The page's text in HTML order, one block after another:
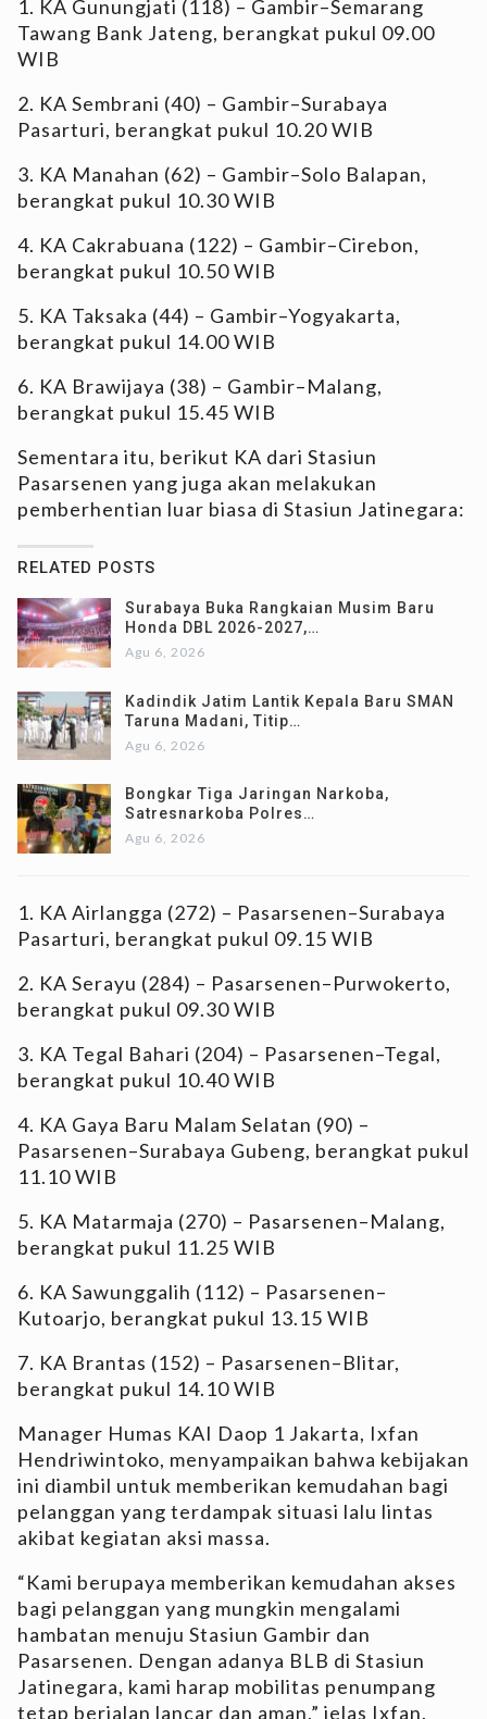
1. KA Gunungjati (118) – Gambir–Semarang
Tawang Bank Jateng, berangkat pukul 09.00
WIB
2. KA Sembrani (40) – Gambir–Surabaya
Pasarturi, berangkat pukul 10.20 WIB
3. KA Manahan (62) – Gambir–Solo Balapan,
berangkat pukul 10.30 WIB
4. KA Cakrabuana (122) – Gambir–Cirebon,
berangkat pukul 10.50 WIB
5. KA Taksaka (44) – Gambir–Yogyakarta,
berangkat pukul 14.00 WIB
6. KA Brawijaya (38) – Gambir–Malang,
berangkat pukul 15.45 WIB
Sementara itu, berikut KA dari Stasiun
Pasarsenen yang juga akan melakukan
pemberhentian luar biasa di Stasiun Jatinegara:
RELATED POSTS
Surabaya Buka Rangkaian Musim Baru
Honda DBL 2026-2027,…
Agu 6, 2026
Kadindik Jatim Lantik Kepala Baru SMAN
Taruna Madani, Titip…
Agu 6, 2026
Bongkar Tiga Jaringan Narkoba,
Satresnarkoba Polres…
Agu 6, 2026
1. KA Airlangga (272) – Pasarsenen–Surabaya
Pasarturi, berangkat pukul 09.15 WIB
2. KA Serayu (284) – Pasarsenen–Purwokerto,
berangkat pukul 09.30 WIB
3. KA Tegal Bahari (204) – Pasarsenen–Tegal,
berangkat pukul 10.40 WIB
4. KA Gaya Baru Malam Selatan (90) –
Pasarsenen–Surabaya Gubeng, berangkat pukul
11.10 WIB
5. KA Matarmaja (270) – Pasarsenen–Malang,
berangkat pukul 11.25 WIB
6. KA Sawunggalih (112) – Pasarsenen–
Kutoarjo, berangkat pukul 13.15 WIB
7. KA Brantas (152) – Pasarsenen–Blitar,
berangkat pukul 14.10 WIB
Manager Humas KAI Daop 1 Jakarta, Ixfan
Hendriwintoko, menyampaikan bahwa kebijakan
ini diambil untuk memberikan kemudahan bagi
pelanggan yang terdampak situasi lalu lintas
akibat kegiatan aksi massa.
“Kami berupaya memberikan kemudahan akses
bagi pelanggan yang mungkin mengalami
hambatan menuju Stasiun Gambir dan
Pasarsenen. Dengan adanya BLB di Stasiun
Jatinegara, kami harap mobilitas penumpang
tetap berjalan lancar dan aman,” jelas Ixfan.